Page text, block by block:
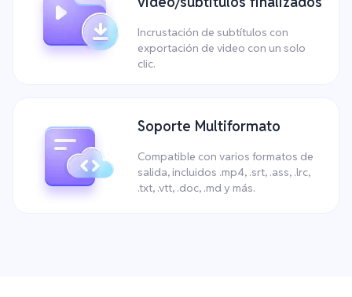
Incrustación de subtítulos con
exportación de video con un solo
clic.
Soporte Multiformato
Compatible con varios formatos de
salida, incluidos .mp4, .srt, .ass, .lrc,
.txt, .vtt, .doc, .md y más.